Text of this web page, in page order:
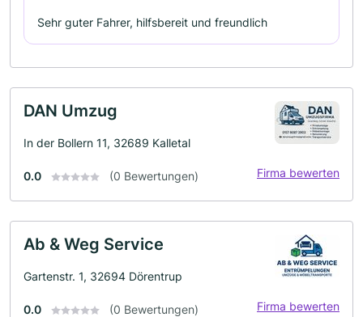
Sehr guter Fahrer, hilfsbereit und freundlich
DAN Umzug
In der Bollern 11, 32689 Kalletal
0.0 (0 Bewertungen) Firma bewerten
Ab & Weg Service
Gartenstr. 1, 32694 Dörentrup
0.0 (0 Bewertungen) Firma bewerten